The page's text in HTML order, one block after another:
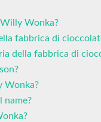
Wonka?
fabbrica di
della fabbrica di
Wonka?
name?